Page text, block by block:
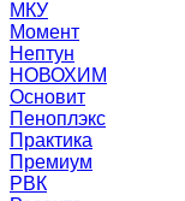
МКУ
Момент
Нептун
НОВОХИМ
Основит
Пеноплэкс
Практика
Премиум
РВК